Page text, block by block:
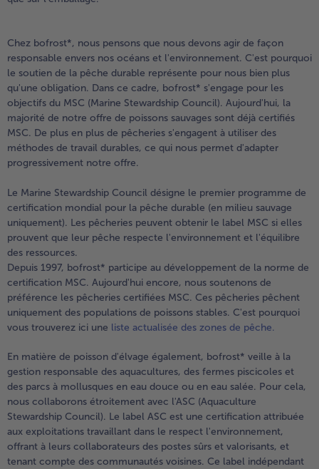
Chez bofrost*, nous pensons que nous devons agir de façon
responsable envers nos océans et l'environnement. C'est pourquoi
le soutien de la pêche durable représente pour nous bien plus
qu'une obligation. Dans ce cadre, bofrost* s'engage pour les
objectifs du MSC (Marine Stewardship Council). Aujourd'hui, la
majorité de notre offre de poissons sauvages sont déjà certifiés
MSC. De plus en plus de pêcheries s'engagent à utiliser des
méthodes de travail durables, ce qui nous permet d'adapter
progressivement notre offre.
Le Marine Stewardship Council désigne le premier programme de
certification mondial pour la pêche durable (en milieu sauvage
uniquement). Les pêcheries peuvent obtenir le label MSC si elles
prouvent que leur pêche respecte l'environnement et l'équilibre
des ressources.
Depuis 1997, bofrost* participe au développement de la norme de
certification MSC. Aujourd'hui encore, nous soutenons de
préférence les pêcheries certifiées MSC. Ces pêcheries pêchent
uniquement des populations de poissons stables. C'est pourquoi
vous trouverez ici une liste actualisée des zones de pêche.
En matière de poisson d'élvage également, bofrost* veille à la
gestion responsable des aquacultures, des fermes piscicoles et
des parcs à mollusques en eau douce ou en eau salée. Pour cela,
nous collaborons étroitement avec l'ASC (Aquaculture
Stewardship Council). Le label ASC est une certification attribuée
aux exploitations travaillant dans le respect l'environnement,
offrant à leurs collaborateurs des postes sûrs et valorisants, et
tenant compte des communautés voisines. Ce label indépendant